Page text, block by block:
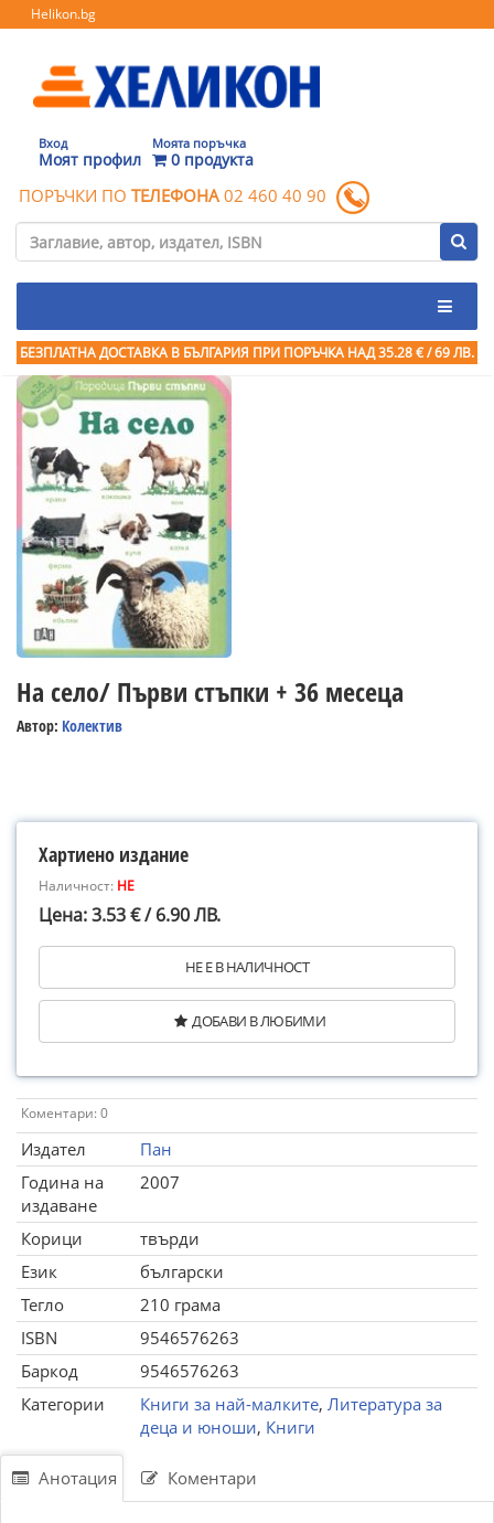
Helikon.bg
Вход
Моят профил
Моята поръчка
0 продукта
ПОРЪЧКИ ПО ТЕЛЕФОНА 02 460 40 90
БЕЗПЛАТНА ДОСТАВКА В БЪЛГАРИЯ ПРИ ПОРЪЧКА НАД 35.28 € / 69 ЛВ.
На село/ Първи стъпки + 36 месеца
Автор: Колектив
Хартиено издание
Наличност: НЕ
Цена: 3.53 € / 6.90 ЛВ.
НЕ Е В НАЛИЧНОСТ
ДОБАВИ В ЛЮБИМИ
Коментари: 0
Издател
Пан
Година на
издаване
2007
Корици
твърди
Език
български
Тегло
210 грама
ISBN
9546576263
Баркод
9546576263
Категории
Книги за най-малките, Литература за
деца и юноши, Книги
Анотация Коментари